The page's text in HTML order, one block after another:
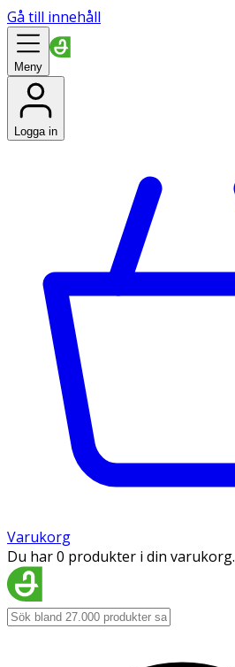
Gå till innehåll
Meny
Logga in
Varukorg
Du har 0 produkter i din varukorg.